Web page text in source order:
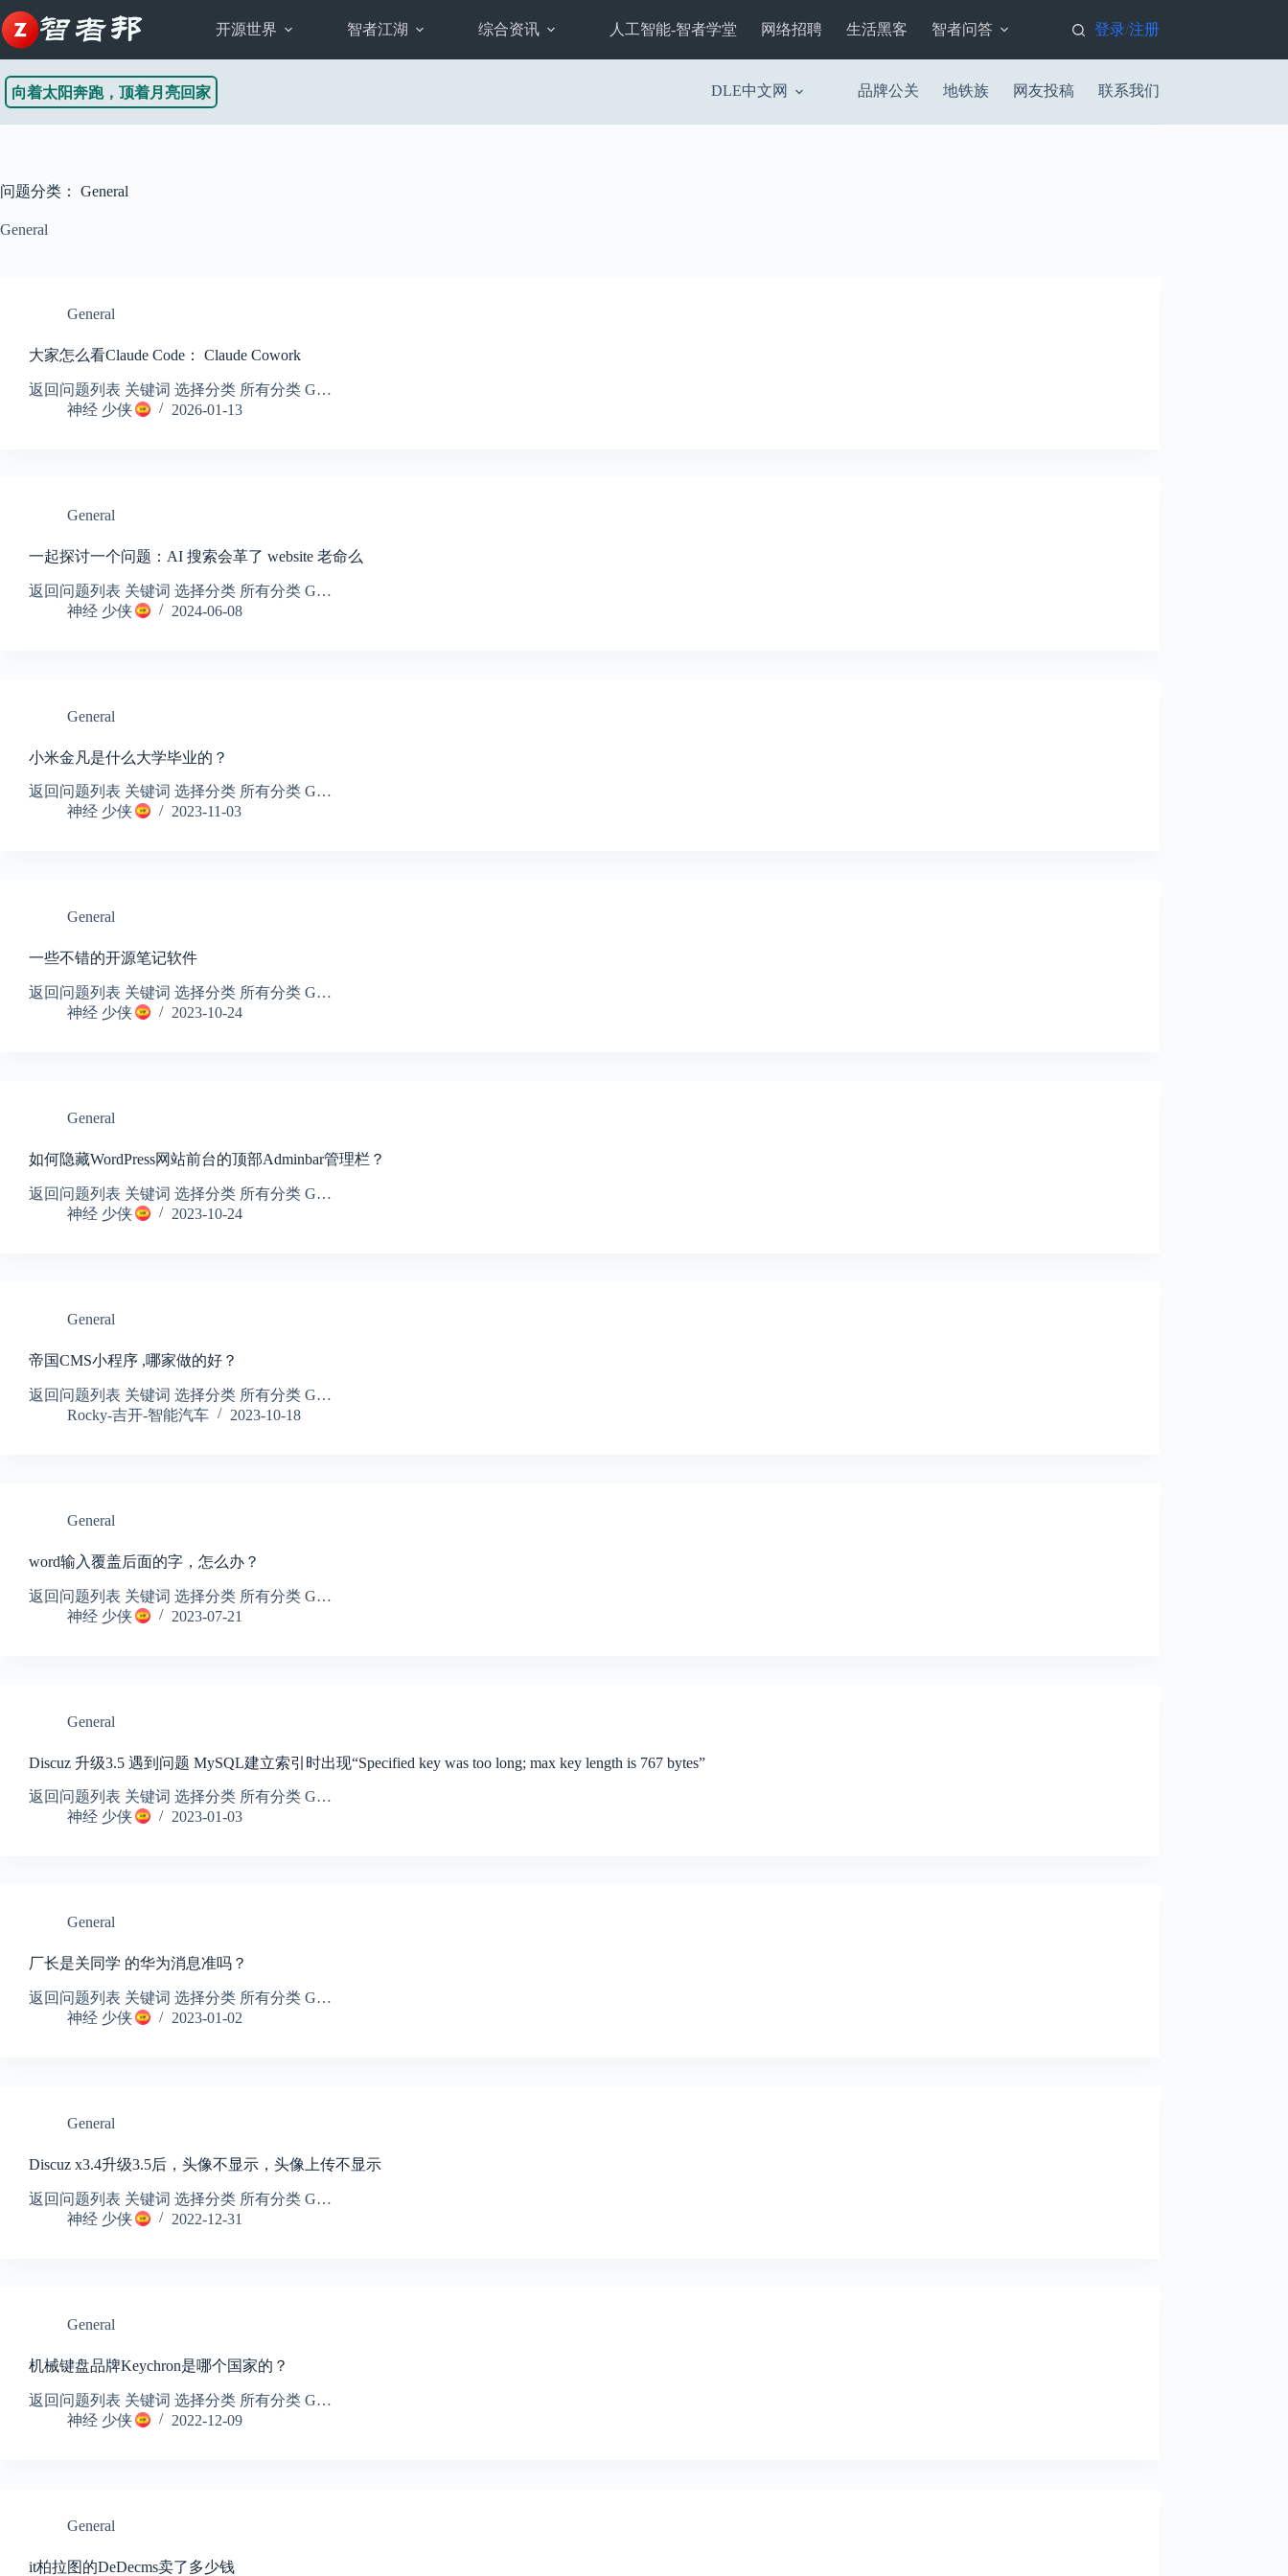
至
内
开源世界 智者江湖 综合资讯 人工智能-智者学堂 网络招聘 生活黑客 智者问答 登录/注册
向着太阳奔跑，顶着月亮回家 DLE中文网 品牌公关 地铁族 网友投稿 联系我们
问题分类： General
General
General
大家怎么看Claude Code： Claude Cowork
返回问题列表 关键词 选择分类 所有分类 G…
神经 少侠
2026-01-13
General
一起探讨一个问题：AI 搜索会革了 website 老命么
返回问题列表 关键词 选择分类 所有分类 G…
神经 少侠
2024-06-08
General
小米金凡是什么大学毕业的？
返回问题列表 关键词 选择分类 所有分类 G…
神经 少侠
2023-11-03
General
一些不错的开源笔记软件
返回问题列表 关键词 选择分类 所有分类 G…
神经 少侠
2023-10-24
General
如何隐藏WordPress网站前台的顶部Adminbar管理栏？
返回问题列表 关键词 选择分类 所有分类 G…
神经 少侠
2023-10-24
General
帝国CMS小程序 ,哪家做的好？
返回问题列表 关键词 选择分类 所有分类 G…
Rocky-吉开-智能汽车
2023-10-18
General
word输入覆盖后面的字，怎么办？
返回问题列表 关键词 选择分类 所有分类 G…
神经 少侠
2023-07-21
General
Discuz 升级3.5 遇到问题 MySQL建立索引时出现“Specified key was too long; max key length is 767 bytes”
返回问题列表 关键词 选择分类 所有分类 G…
神经 少侠
2023-01-03
General
厂长是关同学 的华为消息准吗？
返回问题列表 关键词 选择分类 所有分类 G…
神经 少侠
2023-01-02
General
Discuz x3.4升级3.5后，头像不显示，头像上传不显示
返回问题列表 关键词 选择分类 所有分类 G…
神经 少侠
2022-12-31
General
机械键盘品牌Keychron是哪个国家的？
返回问题列表 关键词 选择分类 所有分类 G…
神经 少侠
2022-12-09
General
it柏拉图的DeDecms卖了多少钱